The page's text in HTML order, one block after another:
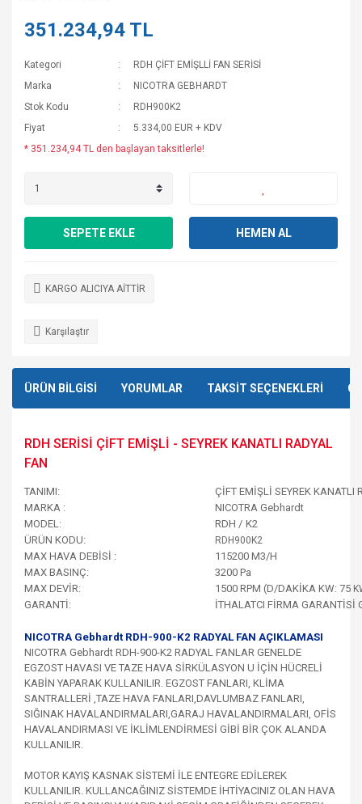
351.234,94 TL
Kategori
RDH ÇİFT EMİŞLLİ FAN SERİSİ
Marka
NICOTRA GEBHARDT
Stok Kodu
RDH900K2
Fiyat
5.334,00 EUR + KDV
* 351.234,94 TL den başlayan taksitlerle!
SEPETE EKLE HEMEN AL
KARGO ALICIYA AİTTİR
Karşılaştır
ÜRÜN BİLGİSİ YORUMLAR TAKSİT SEÇENEKLERİ
RDH SERİSİ ÇİFT EMİŞLİ - SEYREK KANATLI RADYAL
FAN
TANIMI:
ÇİFT EMİŞLİ SEYREK KANATLI
MARKA :
NICOTRA Gebhardt
MODEL:
RDH / K2
ÜRÜN KODU:
RDH900K2
MAX HAVA DEBİSİ :
115200 M3/H
MAX BASINÇ:
3200 Pa
MAX DEVİR:
1500 RPM (D/DAKİKA KW: 75
GARANTİ: İTHALATCI FİRMA GARANTİSİ
NICOTRA Gebhardt RDH-900-K2 RADYAL FAN AÇIKLAMASI
NICOTRA Gebhardt RDH-900-K2 RADYAL FANLAR GENELDE
EGZOST HAVASI VE TAZE HAVA SİRKÜLASYON U İÇİN HÜCRELİ
KABİN YAPARAK KULLANILIR. EGZOST FANLARI, KLİMA
SANTRALLERİ ,TAZE HAVA FANLARI,DAVLUMBAZ FANLARI,
SIĞINAK HAVALANDIRMALARI,GARAJ HAVALANDIRMALARI, OFİS
HAVALANDIRMASI VE İKLİMLENDİRMESİ GİBİ BİR ÇOK ALANDA
KULLANILIR.
MOTOR KAYIŞ KASNAK SİSTEMİ İLE ENTEGRE EDİLEREK
KULLANILIR. KULLANCAĞINIZ SİSTEMDE İHTİYACINIZ OLAN HAVA